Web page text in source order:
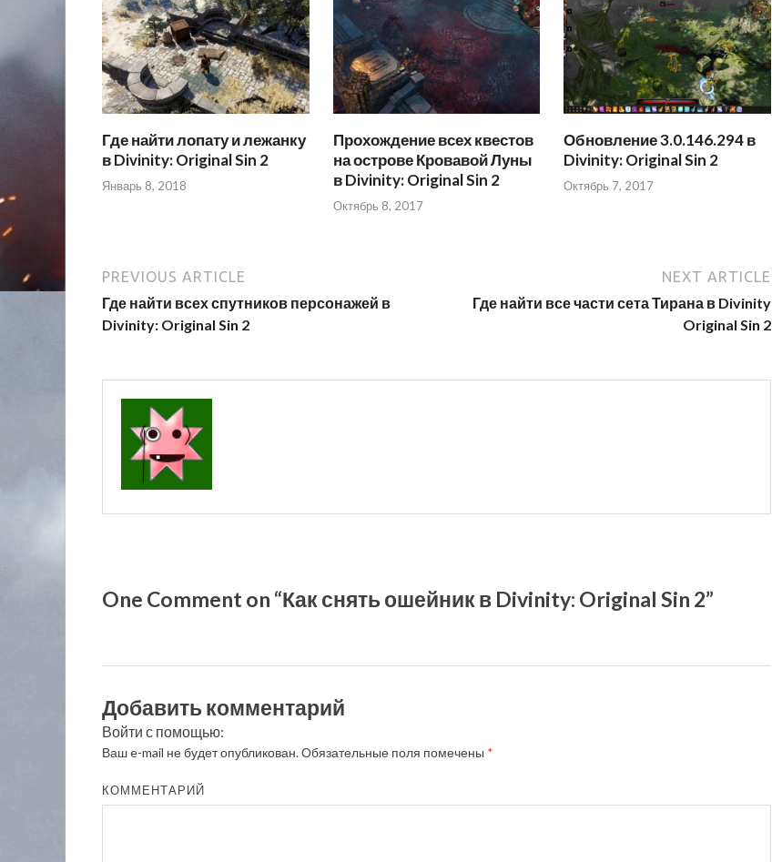
Где найти лопату и лежанку
в Divinity: Original Sin 2
Январь 8, 2018
Прохождение всех квестов
на острове Кровавой Луны
в Divinity: Original Sin 2
Октябрь 8, 2017
Обновление 3.0.146.294 в
Divinity: Original Sin 2
Октябрь 7, 2017
PREVIOUS ARTICLE
Где найти всех спутников персонажей в
Divinity: Original Sin 2
NEXT ARTICLE
Где найти все части сета Тирана в Divinity
Original Sin 2
One Comment on “Как снять ошейник в Divinity: Original Sin 2”
Добавить комментарий
Войти с помощью:
Ваш e-mail не будет опубликован.Обязательные поля помечены *
КОММЕНТАРИЙ